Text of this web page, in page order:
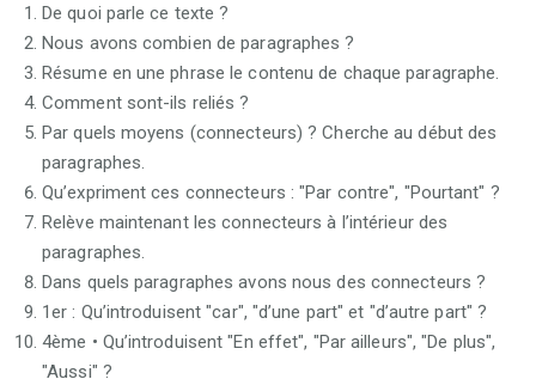
De quoi parle ce texte ?
Nous avons combien de paragraphes ?
Résume en une phrase le contenu de chaque paragraphe.
Comment sont-ils reliés ?
Par quels moyens (connecteurs) ? Cherche au début des
paragraphes.
Qu’expriment ces connecteurs : "Par contre", "Pourtant" ?
Relève maintenant les connecteurs à l’intérieur des
paragraphes.
Dans quels paragraphes avons nous des connecteurs ?
1er : Qu’introduisent "car", "d’une part" et "d’autre part" ?
4ème • Qu’introduisent "En effet", "Par ailleurs", "De plus",
"Aussi" ?